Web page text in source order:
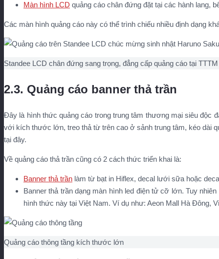
Màn hình LCD quảng cáo chân đứng đặt tại các hành lang,
Các màn hình quảng cáo này có thể trình chiếu nhiều định dạng
Standee LCD chân đứng sang trọng, đẳng cấp quảng cáo tại TTTM
2.3. Quảng cáo banner thả trần
Đây là hình thức quảng cáo trong trung tâm thương mại siêu độc
với kích thước lớn, treo thả từ trên cao ở sảnh trung tâm, kéo dài
tại đây.
Về quảng cáo thả trần cũng có 2 cách thức triển khai là:
Banner thả trần làm từ bạt in Hiflex, decal lưới sữa hoặc
Banner thả trần dạng màn hình led điện tử cỡ lớn. Tuy
hình thức này tại Việt Nam. Ví dụ như: Aeon Mall Hà Đông,
Quảng cáo thông tầng kích thước lớn